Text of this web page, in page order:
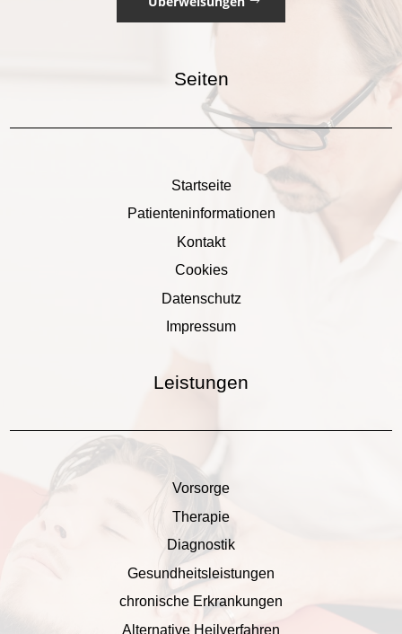
Seiten
Startseite
Patienteninformationen
Kontakt
Cookies
Datenschutz
Impressum
Leistungen
Vorsorge
Therapie
Diagnostik
Gesundheitsleistungen
chronische Erkrankungen
Alternative Heilverfahren